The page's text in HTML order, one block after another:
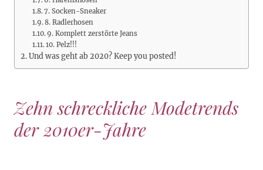
7. Socken-Sneaker
8. Radlerhosen
9. Komplett zerstörte Jeans
10. Pelz!!!
Und was geht ab 2020? Keep you posted!
Zehn schreckliche Modetrends
der 2010er-Jahre